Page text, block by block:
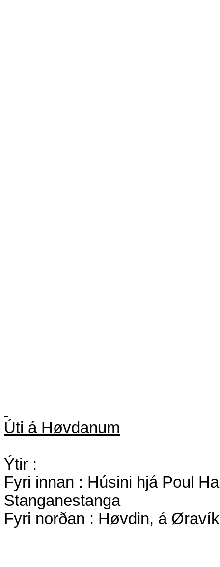
Úti á Høvdanum
Ýtir :
Fyri innan : Húsini hjá Poul
Stanganestanga
Fyri norðan : Høvdin, á